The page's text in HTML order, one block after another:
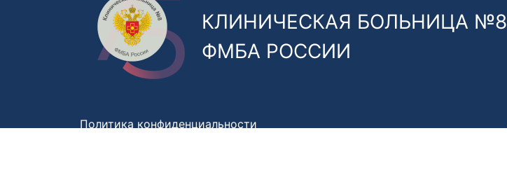
КЛИНИЧЕСКАЯ БОЛЬНИЦА №8
ФМБА РОССИИ
Политика конфиденциальности